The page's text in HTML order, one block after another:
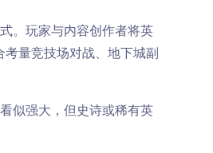
。玩家与内容创作者将英
量竞技场对战、地下城副
似强大，但史诗或稀有英